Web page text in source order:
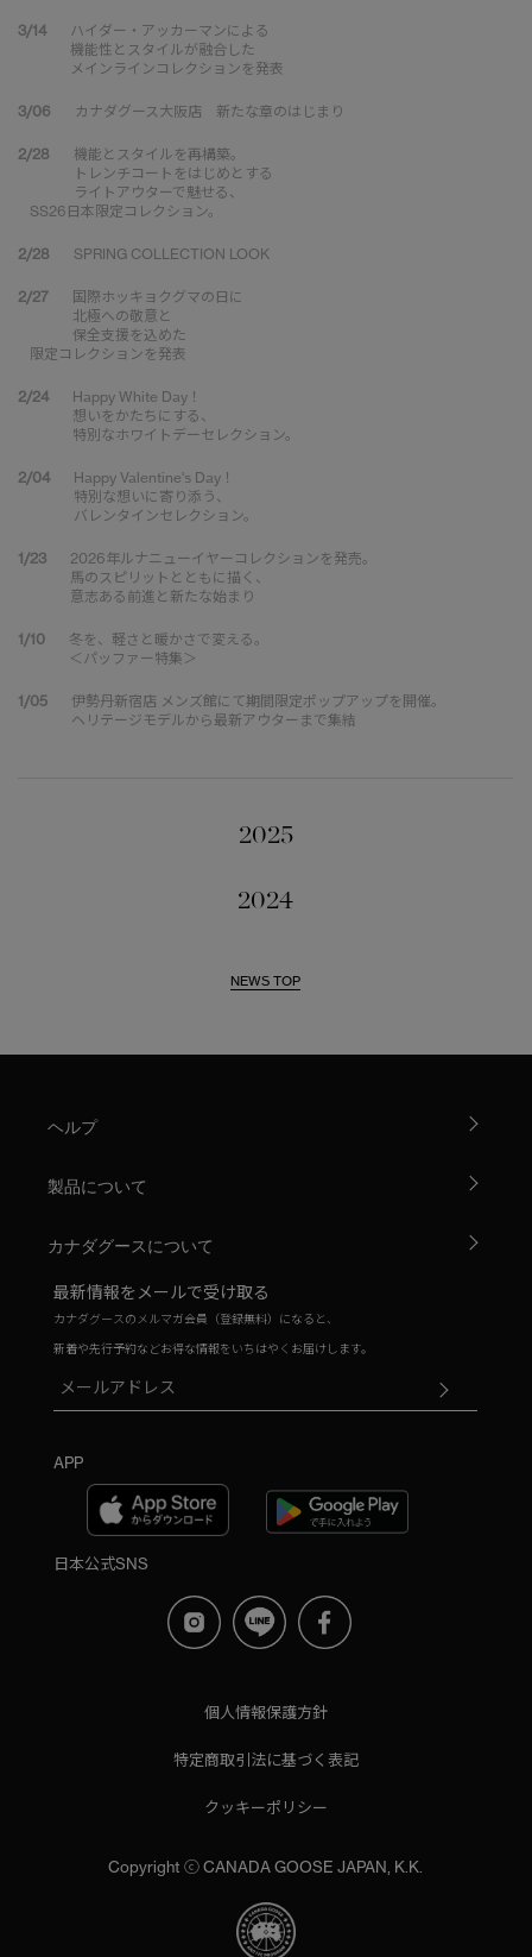
3/14
ハイダー・アッカーマンによる
機能性とスタイルが融合した
メインラインコレクションを発表
3/06 カナダグース大阪店 新たな章のはじまり
2/28
機能とスタイルを再構築。
トレンチコートをはじめとする
ライトアウターで魅せる、
SS26日本限定コレクション。
2/28 SPRING COLLECTION LOOK
2/27
国際ホッキョクグマの日に
北極への敬意と
保全支援を込めた
限定コレクションを発表
2/24
Happy White Day！
想いをかたちにする、
特別なホワイトデーセレクション。
2/04
Happy Valentine's Day！
特別な想いに寄り添う、
バレンタインセレクション。
1/23
2026年ルナニューイヤーコレクションを発売。
馬のスピリットとともに描く、
意志ある前進と新たな始まり
1/10
冬を、軽さと暖かさで変える。
＜パッファー特集＞
1/05
伊勢丹新宿店 メンズ館にて期間限定ポップアップを開催。
ヘリテージモデルから最新アウターまで集結
2025
2024
NEWS TOP
ヘルプ
製品について
カナダグースについて
最新情報をメールで受け取る
カナダグースのメルマガ会員（登録無料）になると、
新着や先行予約などお得な情報をいちはやくお届けします。
APP
日本公式SNS
個人情報保護方針
特定商取引法に基づく表記
クッキーポリシー
Copyright ⓒ CANADA GOOSE JAPAN, K.K.